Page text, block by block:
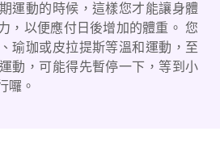
運動的時候，這樣您才能讓身體
，以便應付日後增加的體重。 您
瑜珈或皮拉提斯等溫和運動，至
動，可能得先暫停一下，等到小
囉。